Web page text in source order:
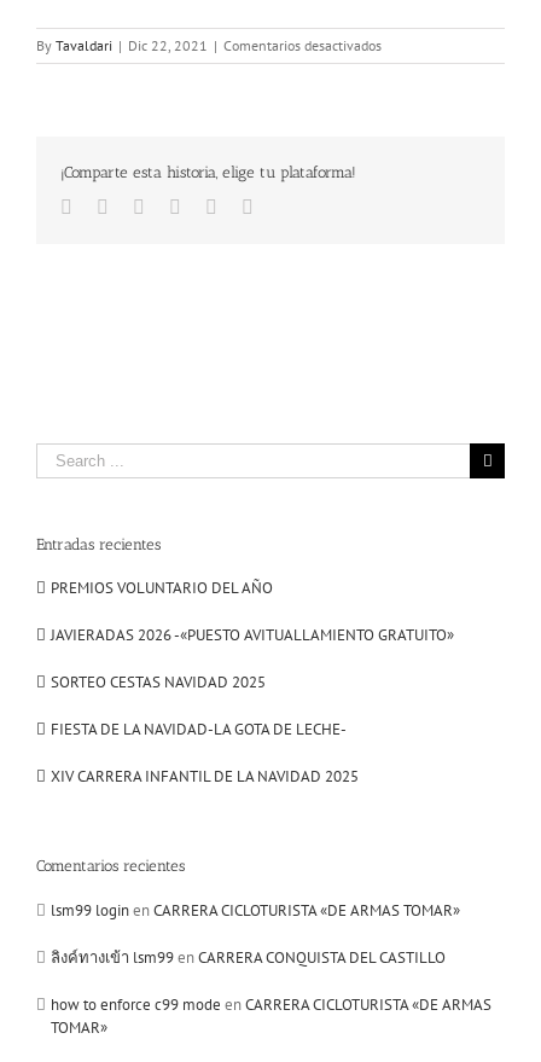
By Tavaldari | Dic 22, 2021 | Comentarios desactivadosen
IMG-
¡Comparte esta historia, elige tu plataforma!
Facebook
TwitterLinkedInGoogle+Pinterest
Search
for:
Entradas recientes
PREMIOS VOLUNTARIO DEL AÑO
JAVIERADAS 2026 -«PUESTO AVITUALLAMIENTO GRATUITO»
SORTEO CESTAS NAVIDAD 2025
FIESTA DE LA NAVIDAD-LA GOTA DE LECHE-
XIV CARRERA INFANTIL DE LA NAVIDAD 2025
Comentarios recientes
lsm99 loginenCARRERA CICLOTURISTA «DE ARMAS TOMAR»
ลิงค์ทางเข้า lsm99enCARRERA CONQUISTA DEL CASTILLO
how to enforce c99 mode enCARRERA CICLOTURISTA «DE ARMAS
TOMAR»